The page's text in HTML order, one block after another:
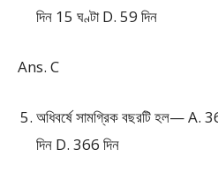
দিন 15 ঘণ্টা D. 59 দিন
Ans. C
অধিবর্ষে সামগ্রিক বছরটি হল—
দিন D. 366 দিন